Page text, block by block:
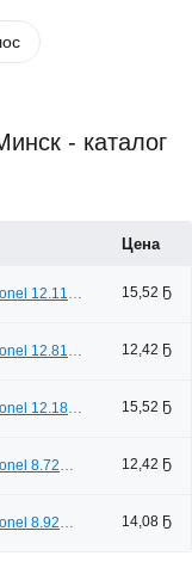
- каталог
Цена
12.11
15,52 Ҕ
12.81
12,42 Ҕ
12.18
15,52 Ҕ
8.72
12,42 Ҕ
8.92
14,08 Ҕ